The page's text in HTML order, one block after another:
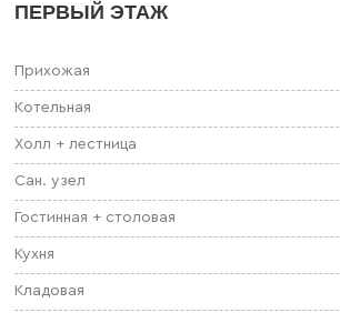
ПЕРВЫЙ ЭТАЖ
Прихожая
Котельная
Холл + лестница
Сан. узел
Гостинная + столовая
Кухня
Кладовая